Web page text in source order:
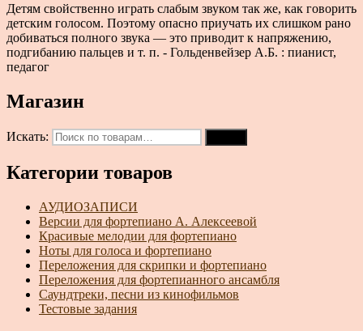
Детям свойственно играть слабым звуком так же, как говорить
детским голосом. Поэтому опасно приучать их слишком рано
добиваться полного звука — это приводит к напряжению,
подгибанию пальцев и т. п. - Гольденвейзер А.Б. : пианист,
педагог
Магазин
Искать:
Категории товаров
АУДИОЗАПИСИ
Версии для фортепиано А. Алексеевой
Красивые мелодии для фортепиано
Ноты для голоса и фортепиано
Переложения для скрипки и фортепиано
Переложения для фортепианного ансамбля
Саундтреки, песни из кинофильмов
Тестовые задания